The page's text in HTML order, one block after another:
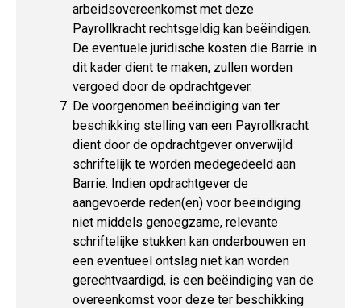
arbeidsovereenkomst met deze
Payrollkracht rechtsgeldig kan beëindigen.
De eventuele juridische kosten die Barrie in
dit kader dient te maken, zullen worden
vergoed door de opdrachtgever.
De voorgenomen beëindiging van ter
beschikking stelling van een Payrollkracht
dient door de opdrachtgever onverwijld
schriftelijk te worden medegedeeld aan
Barrie. Indien opdrachtgever de
aangevoerde reden(en) voor beëindiging
niet middels genoegzame, relevante
schriftelijke stukken kan onderbouwen en
een eventueel ontslag niet kan worden
gerechtvaardigd, is een beëindiging van de
overeenkomst voor deze ter beschikking